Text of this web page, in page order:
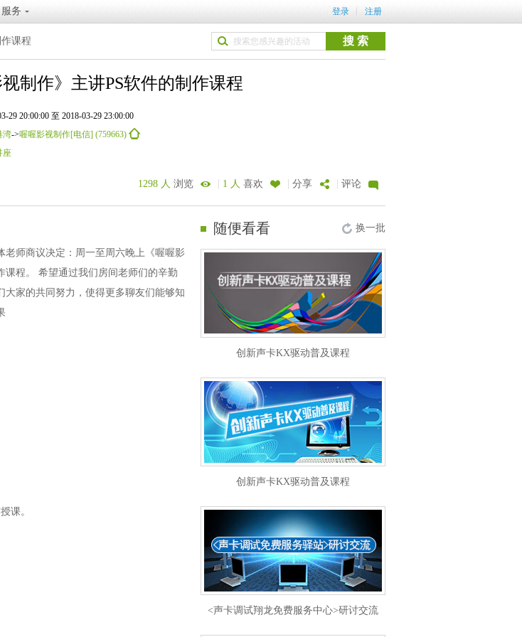
服务 登录 注册
课程
视制作》主讲PS软件的制作课程
29 20:00:00 至 2018-03-29 23:00:00
湾->喔喔影视制作[电信] (759663)
座
1298 人 浏览 | 1 人 喜欢 | 分享 | 评论
老师商议决定：周一至周六晚上《喔喔影
程。 希望通过我们房间老师们的辛勤
家的共同努力，使得更多聊友们能够知
课。
随便看看 换一批
创新声卡KX驱动普及课程
创新声卡KX驱动普及课程
<声卡调试翔龙免费服务中心>研讨交流